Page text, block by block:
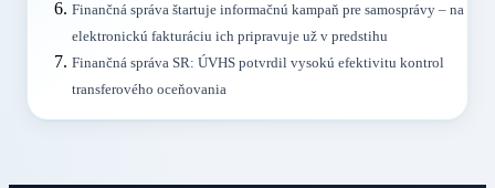
Finančná správa štartuje informačnú kampaň pre samosprávy – na
elektronickú fakturáciu ich pripravuje už v predstihu
Finančná správa SR: ÚVHS potvrdil vysokú efektivitu kontrol
transferového oceňovania